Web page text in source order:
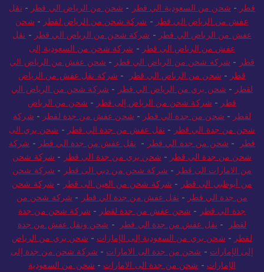
قطر - شحن من السعودية الي قطر - شحن من الرياض الي قطر - نقل
عفش من الرياض الي قطر - شركة شحن من الرياض لقطر - شحن
عفش من الرياض الي قطر - شركة شحن من الرياض الي قطر - نقل
عفش من الرياض الي قطر - شركة شحن من السعودية إلى
قطر - شركة شحن من الرياض الي قطر - شحن عفش من الرياض الي
قطر - شحن من الرياض الي قطر - شركة نقل عفش من الرياض
لقطر - شحن بري من الرياض الي قطر - شركة شحن من الرياض الي
قطر - شركة شحن من الرياض إلى قطر - شحن من الرياض
لقطر - شحن من جدة الي قطر - شحن عفش من جدة لقطر - شركة
شحن من جدة الي قطر - نقل عفش من جدة الي قطر - شحن بري الى
قطر
- شحن من جدة الي قطر - نقل عفش من جدة الي قطر - شركة
شحن من جدة الي قطر - شحن بري من جدة الي قطر - شركة شحن
من الامارات الى قطر - شركة شحن من دبي الى قطر - شركة شحن
من أبوظبي الى قطر - شركة شحن من العين الى قطر - شركة شحن
من جدة الي قطر - نقل عفش من جدة الي قطر - شركة شحن من
جدة الي قطر - شحن عفش من جدة لقطر - شركة شحن من جدة
لقطر
- نقل عفش من جدة الي قطر - شحن ونقل عفش من جدة
لقطر - شحن بري من السعودية إلى الإمارات - شحن بري من الرياض
إلى الإمارات - شحن من جدة الى الامارات - شركة شحن من جدة إلى
الإمارات - شحن من جدة الى الامارات - شحن من السعودية